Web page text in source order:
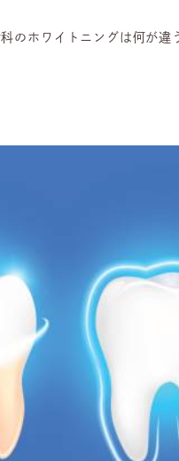
のホワイトニングは何が違